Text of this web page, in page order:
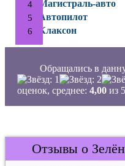
Магистраль-авто
Автопилот
Клаксон
Обращались в
оценок, среднее: 4,00 из
Отзывы о